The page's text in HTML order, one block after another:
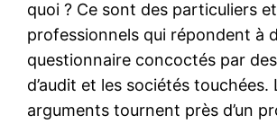
quoi ? Ce sont des particuliers
professionnels qui répondent à
questionnaire concoctés par
d’audit et les sociétés touchées.
arguments tournent près d’un